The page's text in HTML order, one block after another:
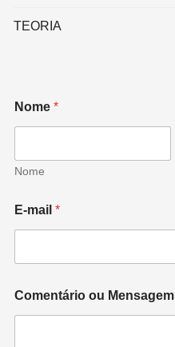
TEORIA
Nome*
Nome
E-mail*
Comentário ou Mensagem